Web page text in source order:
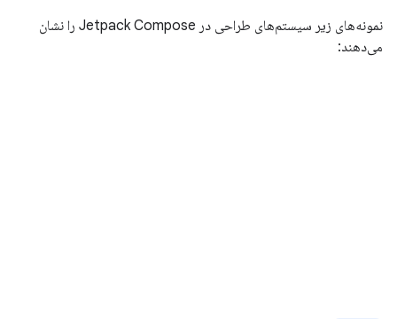
نمونه‌های زیر سیستم‌های طراحی در Jetpack Compose را نشان
می‌دهند: